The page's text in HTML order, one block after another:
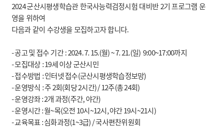
2024군산시평생학습관 한국사능력검정시험 대비반 2기 프로그램운
영을 위하여
다음과 같이 수강생을 모집하고자 합니다.
- 공고 및접수 기간: 2024. 7. 15.(월)~ 7. 21.(일) 9:00~17:00까지
-모집대상: 19세 이상 군산시민
-접수방법 : 인터넷 접수(군산시평생학습정보망)
- 운영방식 : 주 2회(회당 2시간) / 12주(총 24회)
- 운영강좌 : 2개 과정(주간, 야간)
- 운영시간 : 월~목(오전 10시~12시, 야간 19시~21시)
- 교육목표 : 심화과정(1~3급) / 국사편찬위원회